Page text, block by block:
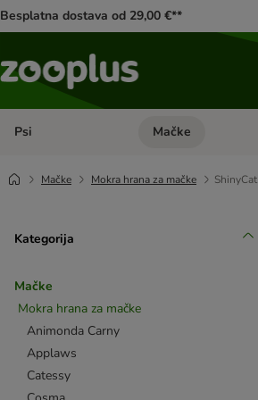
Besplatna dostava od 29,00 €**
Psi Pregled kategorija: Psi
Mačke
Mačke Mokra hrana za mačke ShinyCat
Kategorija
Mačke
Mokra hrana za mačke
Animonda Carny
Applaws
Catessy